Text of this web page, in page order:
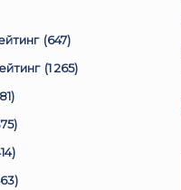
(647)
(1 265)